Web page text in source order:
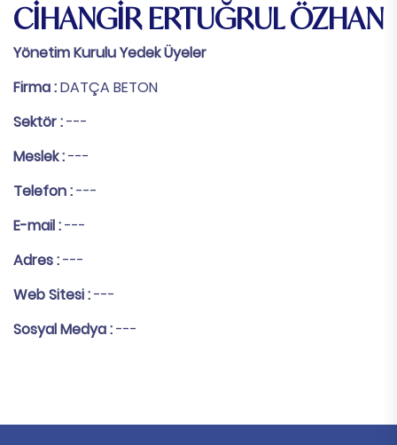
CİHANGİR ERTUĞRUL ÖZHAN
Yönetim Kurulu Yedek Üyeler
Firma :DATÇA BETON
Sektör :---
Meslek :---
Telefon :---
E-mail :---
Adres :---
Web Sitesi :---
Sosyal Medya :---